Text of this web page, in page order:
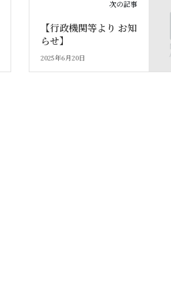
次の記事
【行政機関等より お知
らせ】
2025年6月20日